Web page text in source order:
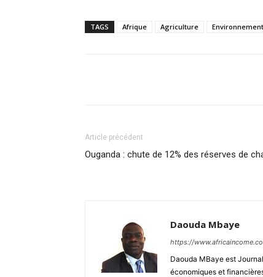
TAGS Afrique Agriculture Environnement
Article précédent
Ouganda : chute de 12% des réserves de
Daouda Mbaye
https://
Daouda MBaye est
économiques et